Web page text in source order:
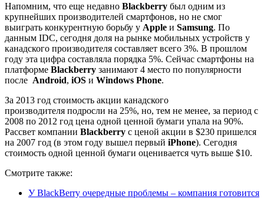
Напомним, что еще недавно Blackberry был одним из
крупнейших производителей смартфонов, но не смог
выиграть конкурентную борьбу у Apple и Samsung. По
данным IDC, сегодня доля на рынке мобильных устройств у
канадского производителя составляет всего 3%. В прошлом
году эта цифра составляла порядка 5%. Сейчас смартфоны на
платформе Blackberry занимают 4 место по популярности
после Android, iOS и Windows Phone.
За 2013 год стоимость акции канадского
производителя подросли на 25%, но, тем не менее, за период с
2008 по 2012 год цена одной ценной бумаги упала на 90%.
Рассвет компании Blackberry с ценой акции в $230 пришелся
на 2007 год (в этом году вышел первый iPhone). Сегодня
стоимость одной ценной бумаги оценивается чуть выше $10.
Смотрите также:
У BlackBerry очередные проблемы – компания готовится